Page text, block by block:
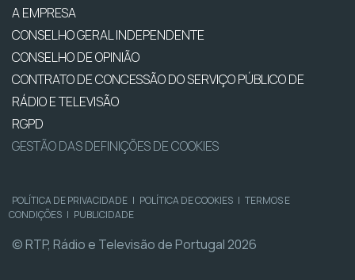
A EMPRESA
CONSELHO GERAL INDEPENDENTE
CONSELHO DE OPINIÃO
CONTRATO DE CONCESSÃO DO SERVIÇO PÚBLICO DE
RÁDIO E TELEVISÃO
RGPD
GESTÃO DAS DEFINIÇÕES DE COOKIES
POLÍTICA DE PRIVACIDADE | POLÍTICA DE COOKIES | TERMOS E
CONDIÇÕES | PUBLICIDADE
© RTP, Rádio e Televisão de Portugal 2026